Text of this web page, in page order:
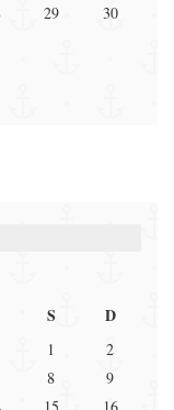
29
30
S D
1
2
8
9